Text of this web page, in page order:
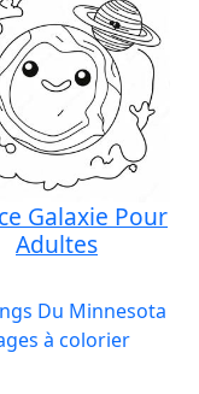
Galaxie Pour
Adultes